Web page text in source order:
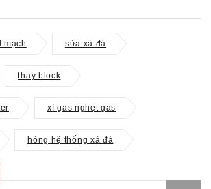
mạch sửa xả đá
thay block
xì gas nghẹt gas
hỏng hệ thống xả đá